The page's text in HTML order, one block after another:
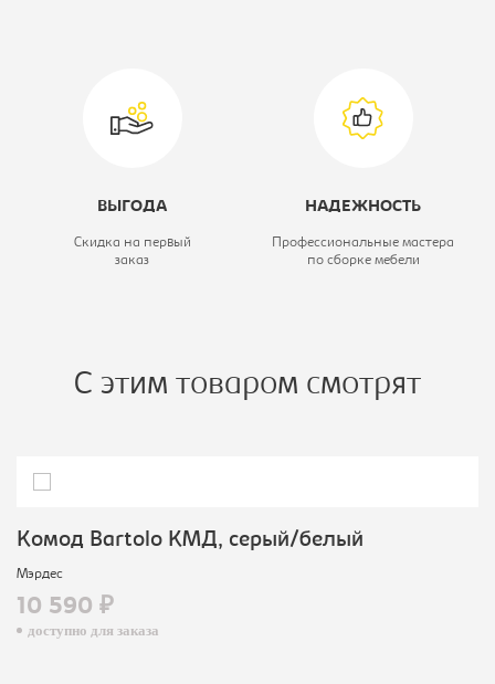
ВЫГОДА
Скидка на первый
заказ
НАДЕЖНОСТЬ
Профессиональные мастера
по сборке мебели
С этим товаром смотрят
Комод Bartolo КМД, серый/белый
Мэрдес
10 590 ₽
доступно для заказа